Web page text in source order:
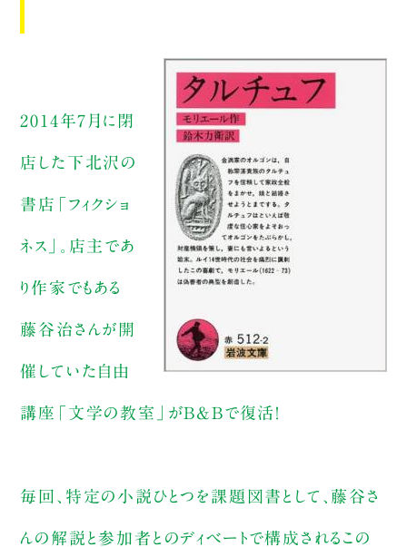
2014年7月に閉
店した下北沢の
書店「フィクショ
ネス」。店主であ
り作家でもある
藤谷治さんが開
催していた自由
講座「文学の教室」がB&Bで復活！
毎回、特定の小説ひとつを課題図書として、藤谷さ
んの解説と参加者とのディベートで構成されるこの